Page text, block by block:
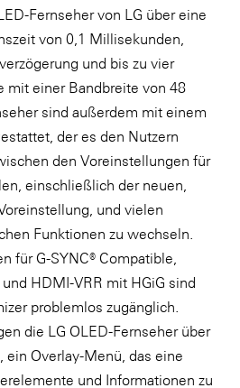
Fernseher von LG über eine
von 0,1 Millisekunden,
und bis zu vier
mit einer Bandbreite von 48
sind außerdem mit einem
der es den Nutzern
den Voreinstellungen für
einschließlich der neuen,
und vielen
Funktionen zu wechseln.
für G-SYNC® Compatible,
HDMI-VRR mit HGiG sind
problemlos zugänglich.
die LG OLED-Fernseher über
ein Overlay-Menü, das eine
und Informationen zu